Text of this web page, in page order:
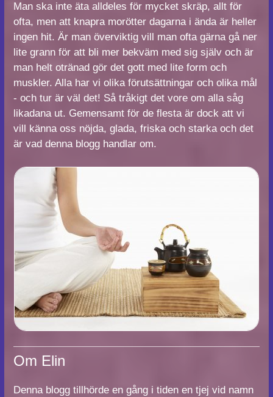
Man ska inte äta alldeles för mycket skräp, allt för
ofta, men att knapra morötter dagarna i ända är heller
ingen hit. Är man överviktig vill man ofta gärna gå ner
lite grann för att bli mer bekväm med sig själv och är
man helt otränad gör det gott med lite form och
muskler. Alla har vi olika förutsättningar och olika mål
- och tur är väl det! Så tråkigt det vore om alla såg
likadana ut. Gemensamt för de flesta är dock att vi
vill känna oss nöjda, glada, friska och starka och det
är vad denna blogg handlar om.
Om Elin
Denna blogg tillhörde en gång i tiden en tjej vid namn